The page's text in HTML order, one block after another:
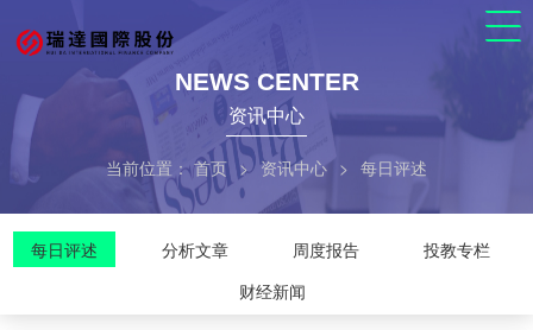
NEWS CENTER
资讯中心
当前位置：首页 > 资讯中心 > 每日评述
每日评述 分析文章 周度报告
投教专栏
财经新闻